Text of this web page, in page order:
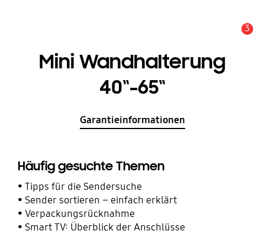
3
Mini Wandhalterung
40“-65“
Garantieinformationen
Häufig gesuchte Themen
Tipps für die Sendersuche
Sender sortieren – einfach erklärt
Verpackungsrücknahme
Smart TV: Überblick der Anschlüsse